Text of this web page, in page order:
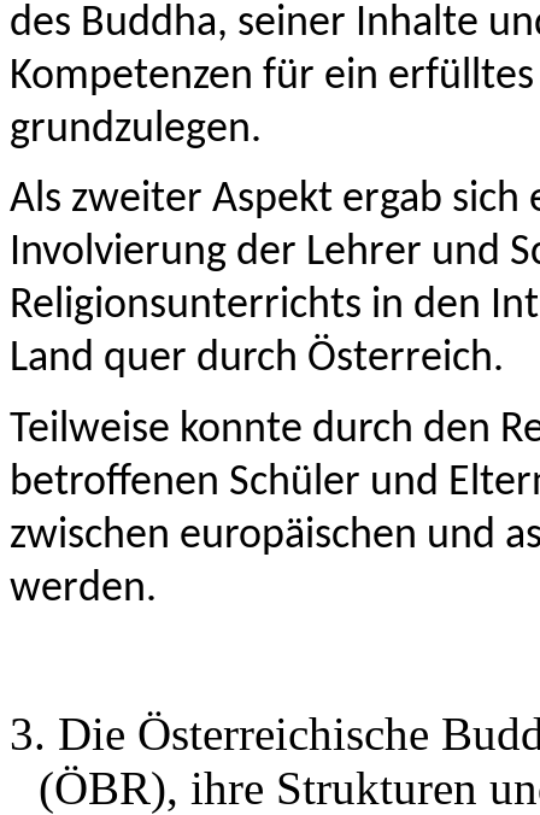
des Buddha, seiner Inhalte
Kompetenzen für ein
grundzulegen.
Als zweiter Aspekt ergab
Involvierung der Lehrer und
Religionsunterrichts in den
Land quer durch Österreich.
Teilweise konnte durch den
betroffenen Schüler und
zwischen europäischen und
werden.
3. Die Österreichische
(ÖBR), ihre Strukturen